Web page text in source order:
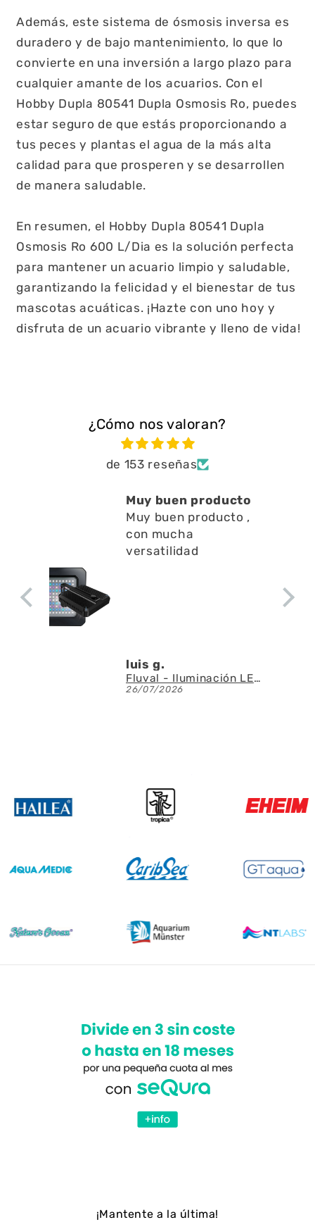
Además, este sistema de ósmosis inversa es
duradero y de bajo mantenimiento, lo que lo
convierte en una inversión a largo plazo para
cualquier amante de los acuarios. Con el
Hobby Dupla 80541 Dupla Osmosis Ro, puedes
estar seguro de que estás proporcionando a
tus peces y plantas el agua de la más alta
calidad para que prosperen y se desarrollen
de manera saludable.
En resumen, el Hobby Dupla 80541 Dupla
Osmosis Ro 600 L/Dia es la solución perfecta
para mantener un acuario limpio y saludable,
garantizando la felicidad y el bienestar de tus
mascotas acuáticas. ¡Hazte con uno hoy y
disfruta de un acuario vibrante y lleno de vida!
¿Cómo nos valoran?
de 153 reseñas
Está muy bien ayuda
a limpiar residuos
en l
Está muy bien ayuda
a limpiar residuos en l
apenas ruido y ayuda
a la circulación del
23/07/2026
¡Mantente a la última!